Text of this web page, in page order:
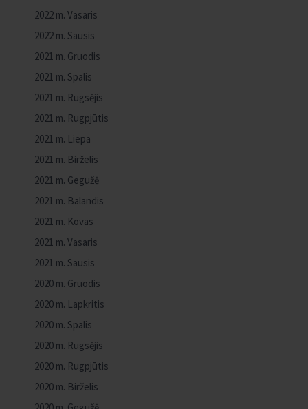
2022 m. Vasaris
2022 m. Sausis
2021 m. Gruodis
2021 m. Spalis
2021 m. Rugsėjis
2021 m. Rugpjūtis
2021 m. Liepa
2021 m. Birželis
2021 m. Gegužė
2021 m. Balandis
2021 m. Kovas
2021 m. Vasaris
2021 m. Sausis
2020 m. Gruodis
2020 m. Lapkritis
2020 m. Spalis
2020 m. Rugsėjis
2020 m. Rugpjūtis
2020 m. Birželis